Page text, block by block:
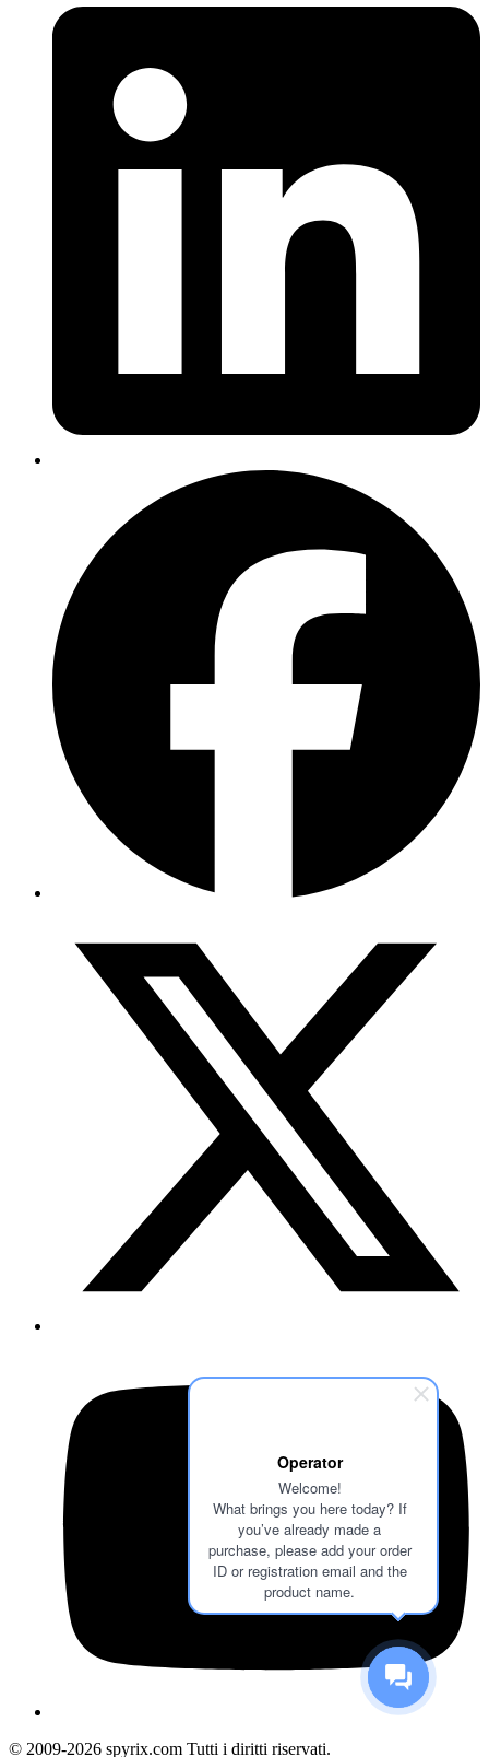
Operator
Welcome!
What brings you here today? If
you’ve already made a
purchase, please add your order
ID or registration email and the
product name.
© 2009-2026 spyrix.com Tutti i diritti riservati.